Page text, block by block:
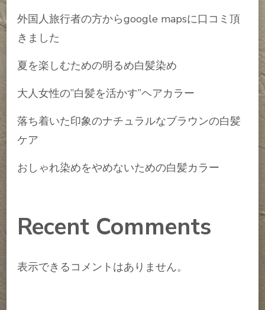
外国人旅行者の方からgoogle mapsに口コミ頂
きました
夏を楽しむための明るめ白髪染め
大人女性の”白髪を活かす”ヘアカラー
落ち着いた印象のナチュラルなブラウンの白髪
ケア
おしゃれ染めをやめないための白髪カラー
Recent Comments
表示できるコメントはありません。